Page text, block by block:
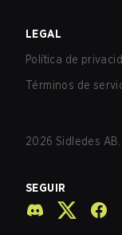
LEGAL
Política de
Términos de
2026 Sidledes
SEGUIR